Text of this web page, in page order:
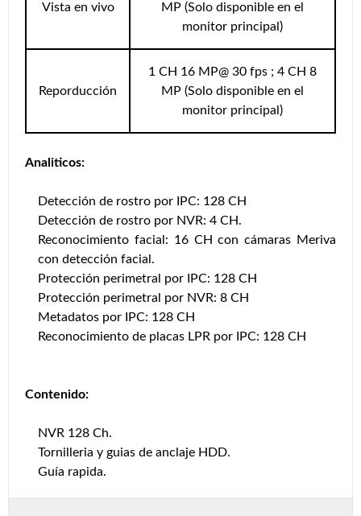
Vista en vivo
MP (Solo disponible en el
monitor principal)
Reporducción
1 CH 16 MP@ 30 fps ; 4 CH 8
MP (Solo disponible en el
monitor principal)
Analiticos:
Detección de rostro por IPC: 128 CH
Detección de rostro por NVR: 4 CH.
Reconocimiento facial: 16 CH con cámaras Meriva
con detección facial.
Protección perimetral por IPC: 128 CH
Protección perimetral por NVR: 8 CH
Metadatos por IPC: 128 CH
Reconocimiento de placas LPR por IPC: 128 CH
Contenido:
NVR 128 Ch.
Tornilleria y guias de anclaje HDD.
Guía rapida.